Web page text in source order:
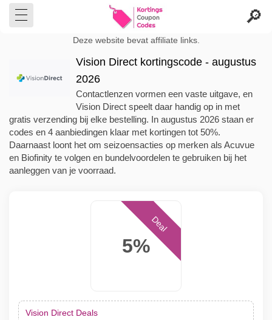
Deze website bevat affiliate links.
Vision Direct kortingscode - augustus
2026
Contactlenzen vormen een vaste uitgave, en
Vision Direct speelt daar handig op in met
gratis verzending bij elke bestelling. In augustus 2026 staan er
codes en 4 aanbiedingen klaar met kortingen tot 50%.
Daarnaast loont het om seizoensacties op merken als Acuvue
en Biofinity te volgen en bundelvoordelen te gebruiken bij het
aanleggen van je voorraad.
5%
Deal
Vision Direct Deals